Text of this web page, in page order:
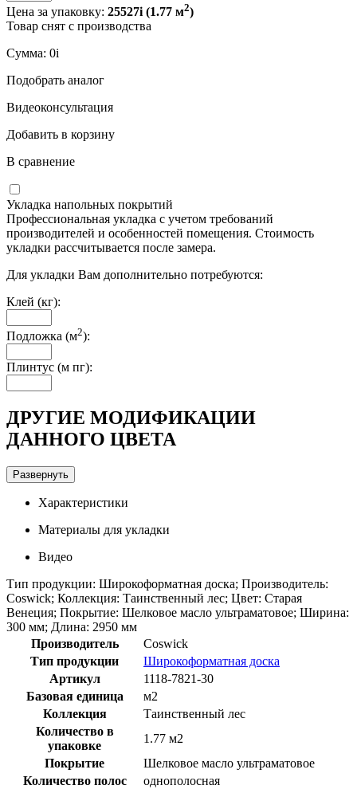
Цена за упаковку: 25527i (1.77 м2)
Товар снят с производства
Сумма: 0i
Подобрать аналог
Видеоконсультация
Добавить в корзину
В сравнение
Укладка напольных покрытий
Профессиональная укладка с учетом требований
производителей и особенностей помещения. Стоимость
укладки рассчитывается после замера.
Для укладки Вам дополнительно потребуются:
Клей (кг):
Подложка (м2):
Плинтус (м пг):
ДРУГИЕ МОДИФИКАЦИИ
ДАННОГО ЦВЕТА
Развернуть
Характеристики
Материалы для укладки
Видео
Тип продукции: Широкоформатная доска; Производитель:
Coswick; Коллекция: Таинственный лес; Цвет: Старая
Венеция; Покрытие: Шелковое масло ультраматовое; Ширина:
300 мм; Длина: 2950 мм
Производитель
Coswick
Тип продукции
Широкоформатная доска
Артикул
1118-7821-30
Базовая единица
м2
Коллекция
Таинственный лес
Количество в
упаковке
1.77 м2
Покрытие
Шелковое масло ультраматовое
Количество полос
однополосная